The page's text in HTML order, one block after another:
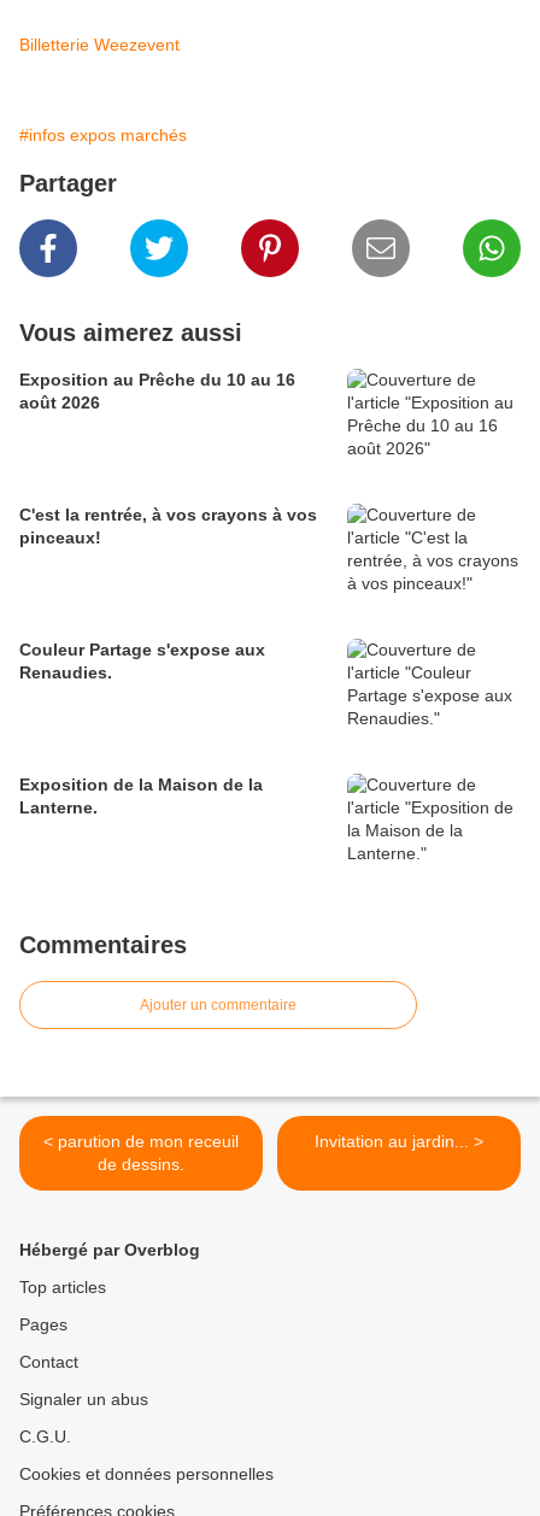
Billetterie Weezevent
#infos expos marchés
Partager
Vous aimerez aussi
Exposition au Prêche du 10 au 16
août 2026
C'est la rentrée, à vos crayons à vos
pinceaux!
Couleur Partage s'expose aux
Renaudies.
Exposition de la Maison de la
Lanterne.
Commentaires
Ajouter un commentaire
< parution de mon receuil
de dessins.
Invitation au jardin... >
Hébergé par Overblog
Top articles
Pages
Contact
Signaler un abus
C.G.U.
Cookies et données personnelles
Préférences cookies